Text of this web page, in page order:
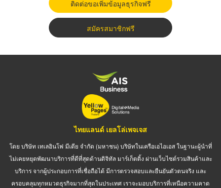
ติดต่อขอเพิ่มข้อมูลธุรกิจฟรี
สมัครสมาชิกฟรี
ไทยแลนด์ เยลโล่เพจเจส
โดย บริษัท เทเลอินโฟ มีเดีย จำกัด (มหาชน) บริษัทในเครือเอไอเอส ในฐานะผู้นำที่
ไม่เคยหยุดพัฒนาบริการที่ดีที่สุดด้านดิจิทัล มาร์เก็ตติ้ง ผ่านเว็บไซต์รวมสินค้าและ
บริการ จากผู้ประกอบการที่เชื่อถือได้ มีการตรวจสอบและยืนยันตัวตนจริง และ
ครอบคลุมทุกหมวดธุรกิจมากที่สุดในประเทศ เราจะมอบบริการที่เหนือความคาด